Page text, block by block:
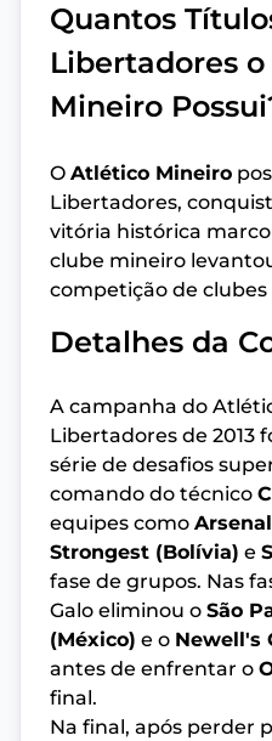
Quantos
Libertadores
Mineiro
O Atlético Mineiro
Libertadores,
vitória histórica
clube mineiro
competição de clubes
Detalhes da
A campanha do
Libertadores de 2013
série de desafios
comando do técnico
equipes como
Strongest (Bolívia) e
fase de grupos. Nas
Galo eliminou o São
(México) e o Newell's
antes de enfrentar o
final.
Na final, após perder